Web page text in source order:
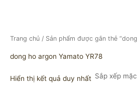
Trang chủ / Sản phẩm được gắn thẻ
dong ho argon Yamato YR78
Hiển thị kết quả duy nhất